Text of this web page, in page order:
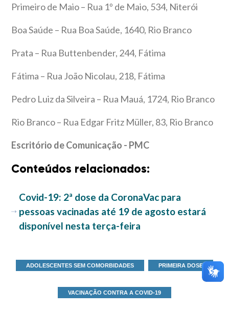
Primeiro de Maio – Rua 1º de Maio, 534, Niterói
Boa Saúde – Rua Boa Saúde, 1640, Rio Branco
Prata – Rua Buttenbender, 244, Fátima
Fátima – Rua João Nicolau, 218, Fátima
Pedro Luiz da Silveira – Rua Mauá, 1724, Rio Branco
Rio Branco – Rua Edgar Fritz Müller, 83, Rio Branco
Escritório de Comunicação - PMC
Conteúdos relacionados:
Covid-19: 2ª dose da CoronaVac para
pessoas vacinadas até 19 de agosto estará
disponível nesta terça-feira
ADOLESCENTES SEM COMORBIDADES PRIMEIRA DOSE
VACINAÇÃO CONTRA A COVID-19